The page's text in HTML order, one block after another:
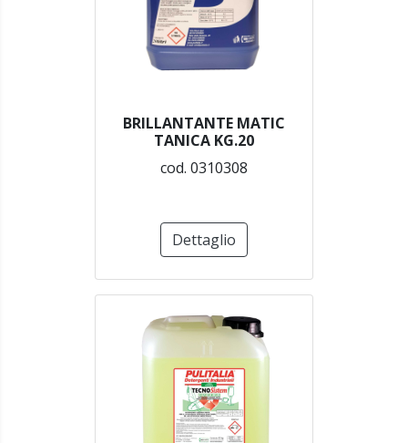
BRILLANTANTE MATIC
TANICA KG.20
cod. 0310308
Dettaglio